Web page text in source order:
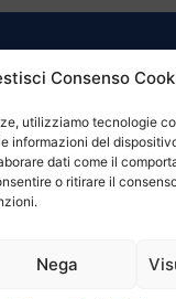
Consenso
utilizziamo tecnologie
informazioni del
dati come il
o ritirare il
Nega